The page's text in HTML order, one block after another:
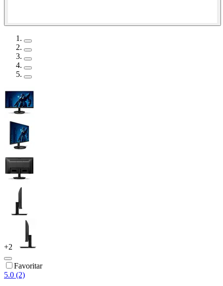
+2
Favoritar
5.0 (2)